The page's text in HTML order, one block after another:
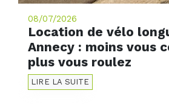
08/07/2026
Location de vélo
Annecy : moins vous
plus vous roulez
LIRE LA SUITE